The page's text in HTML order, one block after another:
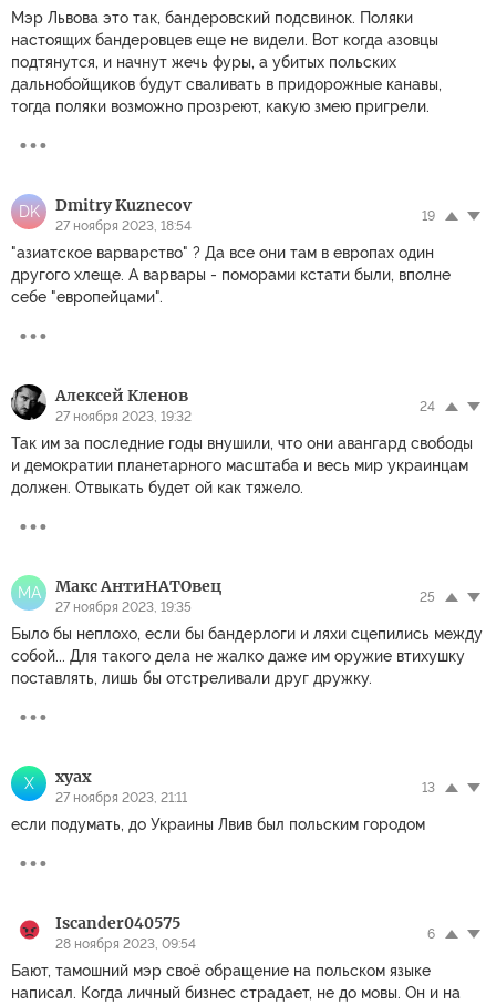
Мэр Львова это так, бандеровский подсвинок. Поляки
настоящих бандеровцев еще не видели. Вот когда азовцы
подтянутся, и начнут жечь фуры, а убитых польских
дальнобойщиков будут сваливать в придорожные канавы,
тогда поляки возможно прозреют, какую змею пригрели.
DK Dmitry Kuznecov
27 ноября 2023, 18:54
19
"азиатское варварство" ? Да все они там в европах один
другого хлеще. А варвары - поморами кстати были, вполне
себе "европейцами".
Алексей Кленов
27 ноября 2023, 19:32
24
Так им за последние годы внушили, что они авангард свободы
и демократии планетарного масштаба и весь мир украинцам
должен. Отвыкать будет ой как тяжело.
МА Макс АнтиНАТОвец
27 ноября 2023, 19:35
25
Было бы неплохо, если бы бандерлоги и ляхи сцепились между
собой... Для такого дела не жалко даже им оружие втихушку
поставлять, лишь бы отстреливали друг дружку.
X xyax
27 ноября 2023, 21:11
13
если подумать, до Украины Лвив был польским городом
Iscander040575
28 ноября 2023, 09:54
6
Бают, тамошний мэр своё обращение на польском языке
написал. Когда личный бизнес страдает, не до мовы. Он и на